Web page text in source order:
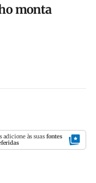
monta
adicione às suas fontes